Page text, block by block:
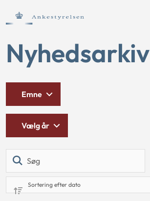
Nyhedsarkiv
Emne
Vælg år